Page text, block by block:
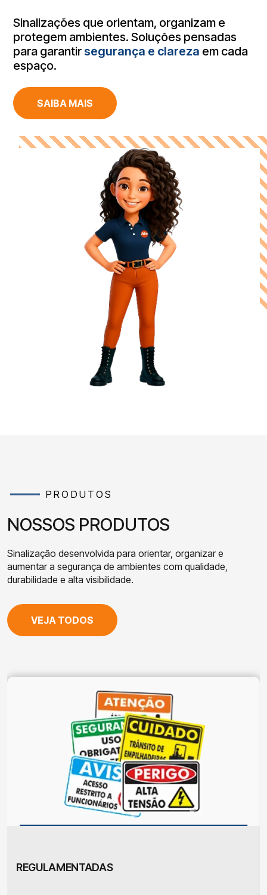
Sinalizações que orientam, organizam e
protegem ambientes. Soluções pensadas
para garantir segurança e clareza em cada
espaço.
SAIBA MAIS
PRODUTOS
NOSSOS PRODUTOS
Sinalização desenvolvida para orientar, organizar e
aumentar a segurança de ambientes com qualidade,
durabilidade e alta visibilidade.
VEJA TODOS
REGULAMENTADAS